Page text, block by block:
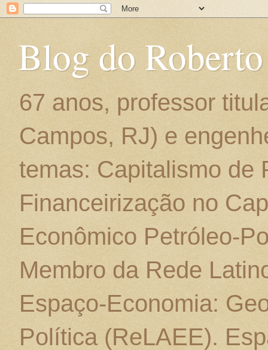
Blog do
67 anos, professor
Campos, RJ) e
temas: Capitalismo de
Financeirização no
Econômico Petróleo-
Membro da Rede
Espaço-Economia:
Política (ReLAEE).